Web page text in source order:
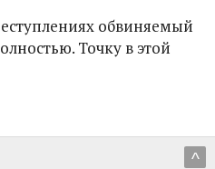
обвиняемый
Точку в этой
^